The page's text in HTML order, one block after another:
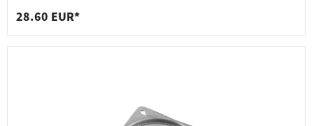
28.60 EUR*